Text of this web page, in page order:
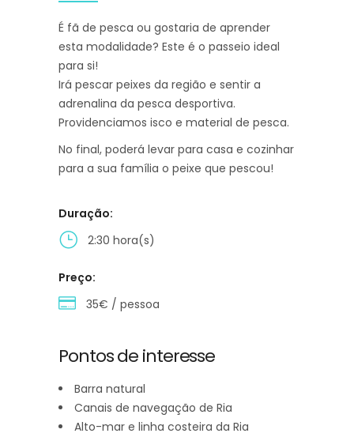
É fã de pesca ou gostaria de aprender
esta modalidade? Este é o passeio ideal
para si!
Irá pescar peixes da região e sentir a
adrenalina da pesca desportiva.
Providenciamos isco e material de pesca.
No final, poderá levar para casa e cozinhar
para a sua família o peixe que pescou!
Duração:
2:30 hora(s)
Preço:
35€ / pessoa
Pontos de interesse
Barra natural
Canais de navegação de Ria
Alto-mar e linha costeira da Ria